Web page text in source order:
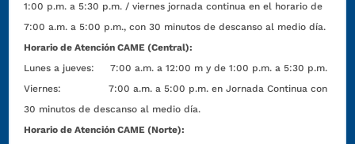
1:00 p.m. a 5:30 p.m. / viernes jornada continua en el horario de
7:00 a.m. a 5:00 p.m., con 30 minutos de descanso al medio día.
Horario de Atención CAME (Central):
Lunes a jueves: 7:00 a.m. a 12:00 m y de 1:00 p.m. a 5:30 p.m.
Viernes: 7:00 a.m. a 5:00 p.m. en Jornada Continua con
30 minutos de descanso al medio día.
Horario de Atención CAME (Norte):